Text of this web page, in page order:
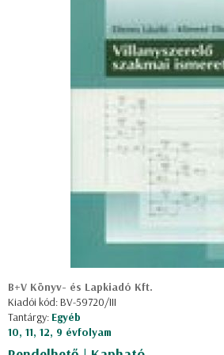
B+V Könyv- és Lapkiadó Kft.
Kiadói kód: BV-59720/III
Tantárgy: Egyéb
10, 11, 12, 9 évfolyam